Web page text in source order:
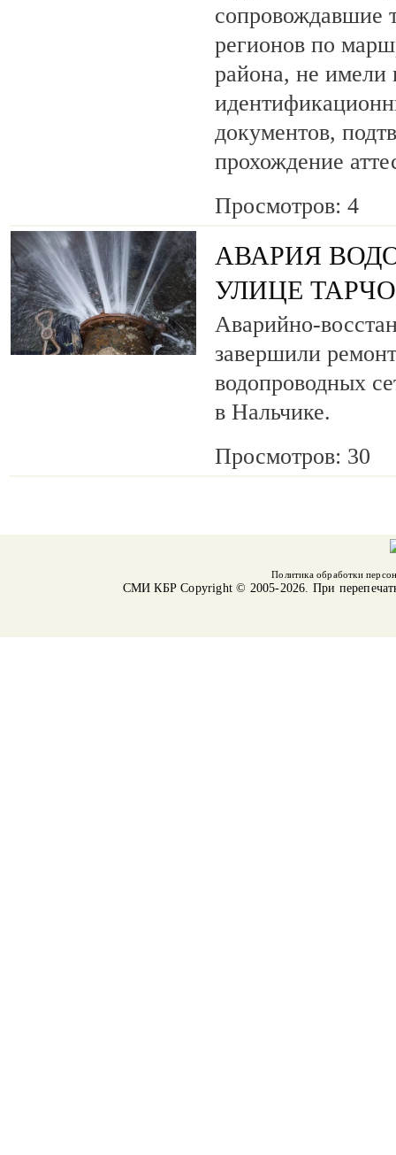
сопровождавшие
регионов по
района, не имели
документов,
прохождение
Просмотров: 4
АВАРИЯ
УЛИЦЕ
Аварийно-
завершили
водопроводных
в Нальчике.
Просмотров: 30
Политика обработки
СМИ КБРCopyright © 2005-2026. При